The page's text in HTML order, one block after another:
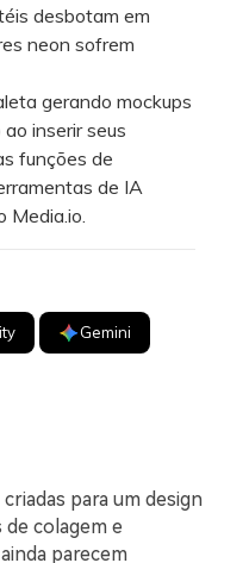
desbotam em
neon sofrem
gerando mockups
inserir seus
funções de
de IA
Gemini
para um design
colagem e
parecem